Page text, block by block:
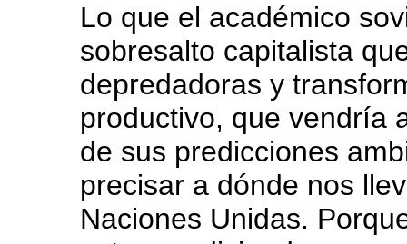
Lo que el académico
sobresalto capitalista
depredadoras y
productivo, que vendría
de sus predicciones
precisar a dónde nos
Naciones Unidas.